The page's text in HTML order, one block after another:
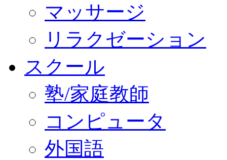
マッサージ
リラクゼーション
スクール
塾/家庭教師
コンピュータ
外国語